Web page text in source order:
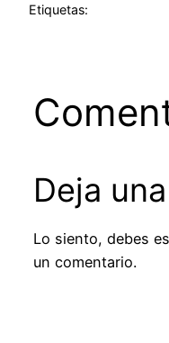
Etiquetas:
Deja
Lo siento, debes
un comentario.